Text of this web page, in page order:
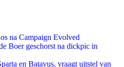
na Campaign Evolved
Boer geschorst na dickpic in
en Batavus, vraagt uitstel van